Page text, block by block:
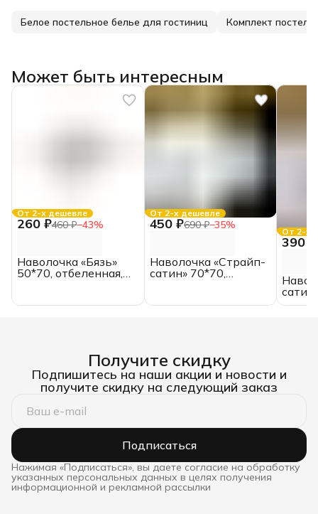
Белое постельное белье для гостиниц Комплект
Может быть интересным
От 2-х дешевле
260 ₽460 ₽−43%
Наволочка «Бязь»
50*70, отбеленная,
От 2-х дешевле
450 ₽690 ₽−35%
Наволочка «Страйп-
сатин» 70*70,
От 2-х
390 ₽
Получите скидку
Подпишитесь на наши акции и новости и
получите скидку на следующий заказ
Подписаться
Нажимая «Подписаться», вы даете согласие на обработку
указанных персональных данных в целях получения
информационной и рекламной рассылки